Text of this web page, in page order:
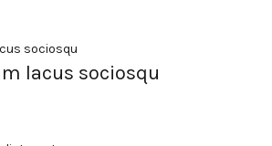
lacus sociosqu